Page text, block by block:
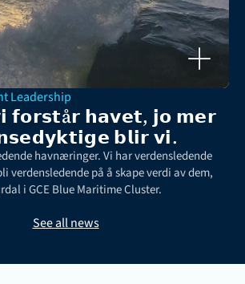
Leadership
𝗳𝗼𝗿𝘀𝘁å𝗿 𝗵𝗮𝘃𝗲𝘁, 𝗷𝗼 𝗺𝗲𝗿
𝗯𝗹𝗶𝗿 𝘃𝗶.
havnæringer. Vi har verdensledende
verdensledende på å skape verdi av dem,
i GCE Blue Maritime Cluster.
See all news